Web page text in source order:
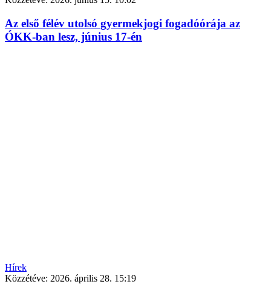
Az első félév utolsó gyermekjogi fogadóórája az
ÓKK-ban lesz, június 17-én
Hírek
Közzétéve: 2026. április 28. 15:19